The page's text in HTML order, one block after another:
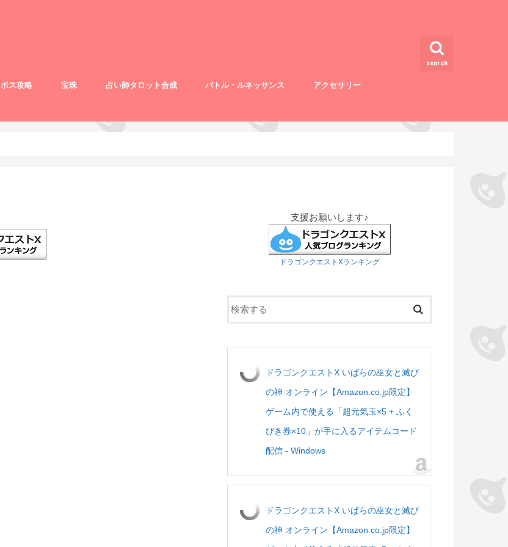
search
ボス攻略 宝珠 占い師タロット合成 バトル・ルネッサンス アクセサリー
支援お願いします♪
ドラゴンクエストXランキング
ドラゴンクエストX いばらの巫女と滅び
の神 オンライン【Amazon.co.jp限定】
ゲーム内で使える「超元気玉×5 + ふく
びき券×10」が手に入るアイテムコード
配信 - Windows
ドラゴンクエストX いばらの巫女と滅び
の神 オンライン【Amazon.co.jp限定】